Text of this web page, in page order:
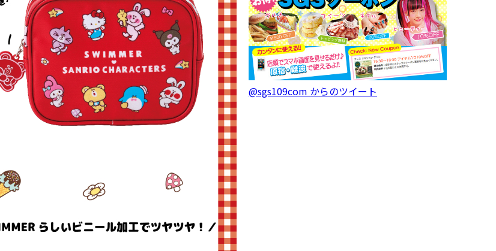
@sgs109com からのツイート